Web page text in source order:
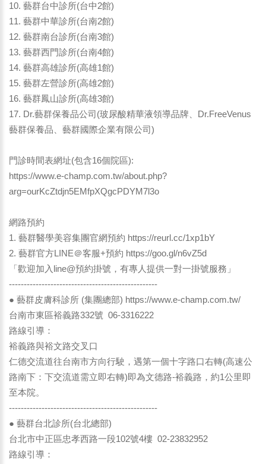
10. 藝群台中診所(台中2館)
11. 藝群中華診所(台南2館)
12. 藝群南台診所(台南3館)
13. 藝群西門診所(台南4館)
14. 藝群高雄診所(高雄1館)
15. 藝群左營診所(高雄2館)
16. 藝群鳳山診所(高雄3館)
17. Dr.藝群保養品公司(玻尿酸精華液領導品牌、Dr.FreeVenus
藝群保養品、藝群國際企業有限公司)
門診時間表網址(包含16個院區):
https://www.e-champ.com.tw/about.php?
arg=ourKcZtdjn5EMfpXQgcPDYM7l3o
網路預約
1. 藝群醫學美容集團官網預約 https://reurl.cc/1xp1bY
2. 藝群官方LINE＠客服+預約 https://goo.gl/n6vZ5d
「歡迎加入line@預約掛號，有專人提供一對一掛號服務」
--------------------------------------------------
● 藝群皮膚科診所 (集團總部) https://www.e-champ.com.tw/
台南市東區裕義路332號 06-3316222
路線引導：
裕義路與裕文路交叉口
仁德交流道往台南市方向行駛，遇第一個十字路口右轉(高速公
路南下：下交流道需立即右轉)即為文德路-裕義路，約1公里即
至本院。
--------------------------------------------------
● 藝群台北診所(台北總部)
台北市中正區忠孝西路一段102號4樓 02-23832952
路線引導：